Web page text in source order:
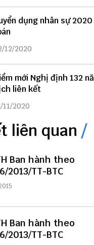
dụng nhân sự
12/2020
mới Nghị định 132
liên kết
11/2020
liên quan
Ban hành theo
2013/TT-BTC
Ban hành theo
2013/TT-BTC